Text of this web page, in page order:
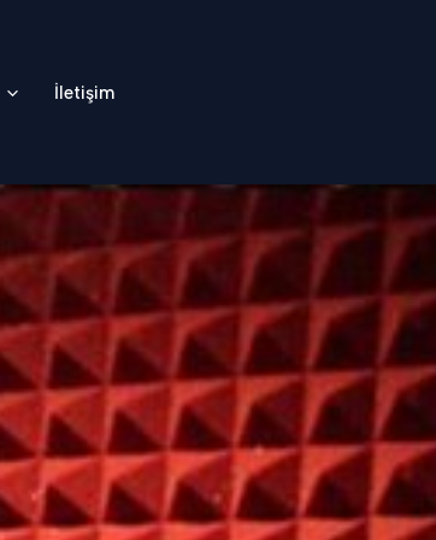
İletişim